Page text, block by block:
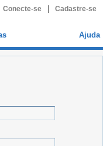
Conecte-se Cadastre-se
Ajuda